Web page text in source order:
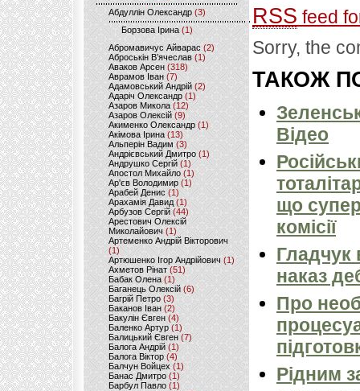
Абдуллін Олександр (3)
Борзова Ірина(1)
Абромавичус Айварас (2)
Аброськін В’ячеслав(1)
Аваков Арсен (318)
Аврамов Іван (7)
Адамовський Андрій(2)
Адаріч Олександр (1)
Азаров Микола (12)
Азаров Олексій (9)
Акименко Олександр(1)
Акімова Ірина(13)
Альперін Вадим (3)
Андрієвський Дмитро(1)
Андрушко Сергій(1)
Апостол Михайло(1)
Ар'єв Володимир (1)
Арабей Денис(1)
Арахамія Давид (1)
Арбузов Сергій (44)
Арестович Олексій
Миколайович(1)
Артеменко Андрій Вікторович
(1)
Артюшенко Ігор Андрійович(1)
Ахметов Рінат(51)
Бабак Олена(1)
Баганець Олексій(6)
Багрій Петро (3)
Баканов Іван(2)
Бакулін Євген (4)
Баленко Артур(1)
Балицький Євген(7)
Балога Андрій (1)
Балога Віктор (4)
Балчун Войцех (1)
Банас Дмитро (1)
Барбул Павло(1)
RSS feed
Sorry, the
ТАКОЖ
Відео
що
комісії
Гладчук
наказ
Про
Рідним